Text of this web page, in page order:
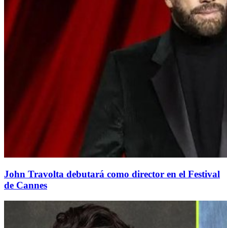
John Travolta debutará como director en el Festival
de Cannes